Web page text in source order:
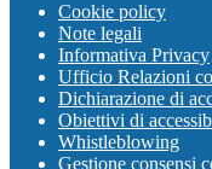
Cookie policy
Note legali
Informativa Privacy
Ufficio Relazioni
Dichiarazione di
Obiettivi di
Whistleblowing
Gestione consensi